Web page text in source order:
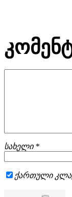
სახელი *
ქართული